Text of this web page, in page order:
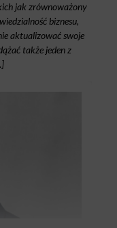
jak zrównoważony
biznesu,
aktualizować swoje
także jeden z